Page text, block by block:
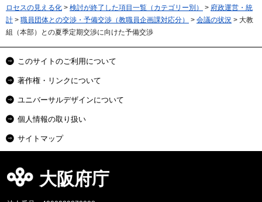
ロセスの見える化 > 検討が終了した項目一覧（カテゴリー別） > 府政運営・統
計 > 職員団体との交渉・予備交渉（教職員企画課対応分） > 会議の状況 > 大教
組（本部）との夏季定期交渉に向けた予備交渉
このサイトのご利用について
著作権・リンクについて
ユニバーサルデザインについて
個人情報の取り扱い
サイトマップ
大阪府庁